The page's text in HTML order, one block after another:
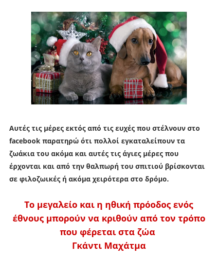
Αυτές τις μέρες εκτός από τις ευχές που στέλνουν στο
facebook παρατηρώ ότι πολλοί εγκαταλείπουν τα
ζωάκια του ακόμα και αυτές τις άγιες μέρες που
έρχονται και από την θαλπωρή του σπιτιού βρίσκονται
σε φιλοζωικές ή ακόμα χειρότερα στο δρόμο.
Tο μεγαλείο και η ηθική πρόοδος ενός
έθνους μπορούν να κριθούν από τον τρόπο
που φέρεται στα ζώα
Γκάντι Μαχάτμα